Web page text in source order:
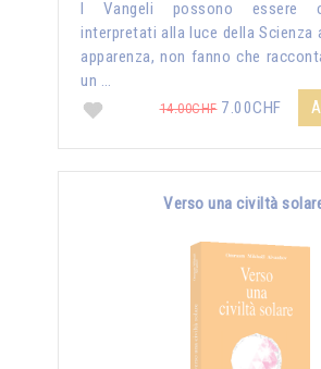
I Vangeli possono essere
interpretati alla luce della Scienza
apparenza, non fanno che
un …
14.00CHF7.00CHF
Verso una civiltà